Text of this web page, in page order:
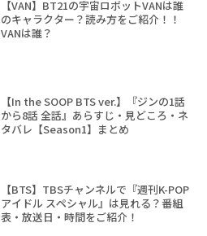
【VAN】BT21の宇宙ロボットVANは誰
のキャラクター？読み方をご紹介！！
VANは誰？
【In the SOOP BTS ver.】『ジンの1話
から8話 全話』あらすじ・見どころ・ネ
タバレ【Season1】まとめ
【BTS】TBSチャンネルで『週刊K-POP
アイドル スペシャル』は見れる？番組
表・放送日・時間をご紹介！